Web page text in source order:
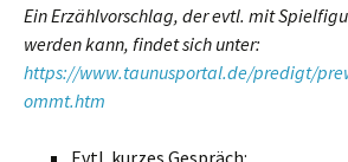
Ein Erzählvorschlag, der evtl. mit
werden kann, findet sich unter:
https://www.taunusportal.de/predigt/
ommt.htm
Evtl. kurzes Gespräch: